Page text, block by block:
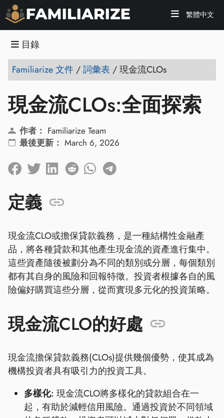
繁體中文
目錄
Familiarize 文件 /詞彙表 /現金流CLOs
現金流CLOs:全面探索
作者： Familiarize Team
最後更新： March 6, 2026
定義
現金流CLO或擔保貸款義務，是一種結構性金融產
品，將各種貸款和其他產生現金流的資產進行集中。
這些資產隨後被劃分為不同的類別或分層，每個類別
都有其自身的風險和回報特徵。投資者根據各自的風
險偏好購買這些分層，從而實現多元化的投資策略。
現金流CLO的好處
現金流擔保貸款義務(CLOs)提供幾個優勢，使其成為
機構投資者具有吸引力的投資工具。
多樣化: 現金流CLO將多樣化的貸款組合在一
起，有助於減輕信用風險。通過投資於不同領域